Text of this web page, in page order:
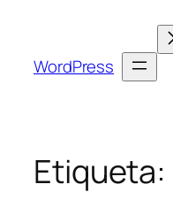
contenido
WordPress
Etiqueta: